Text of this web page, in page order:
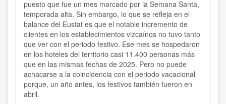
puesto que fue un mes marcado por la Semana Santa,
temporada alta. Sin embargo, lo que se refleja en el
balance del Eustat es que el notable incremento de
clientes en los establecimientos vizcaínos no tuvo tanto
que ver con el periodo festivo. Ese mes se hospedaron
en los hoteles del territorio casi 11.400 personas más
que en las mismas fechas de 2025. Pero no puede
achacarse a la coincidencia con el periodo vacacional
porque, un año antes, los festivos también fueron en
abril.